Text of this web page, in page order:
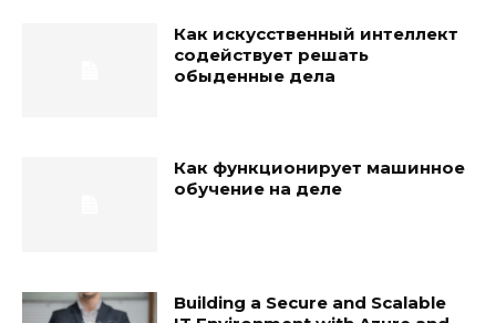
Как искусственный интеллект
содействует решать
обыденные дела
Как функционирует машинное
обучение на деле
Building a Secure and Scalable